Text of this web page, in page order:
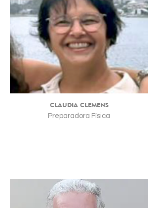
CLAUDIA CLEMENS
Preparadora Física